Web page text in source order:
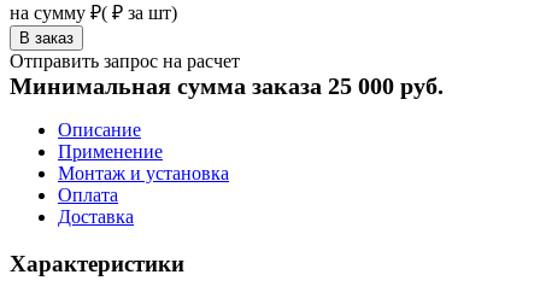
на сумму ₽( ₽ за шт)
Отправить запрос на расчет
Минимальная сумма заказа 25 000 руб.
Описание
Применение
Монтаж и установка
Оплата
Доставка
Характеристики